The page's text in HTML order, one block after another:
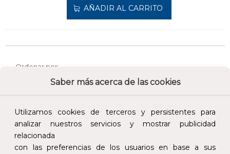
Saber más acerca de las cookies
Utilizamos cookies de terceros y persistentes para
analizar nuestros servicios y mostrar publicidad
relacionada
con las preferencias de los usuarios en base a sus
AÑADIR AL CARRITO
Ordenar por:
FILTRAR